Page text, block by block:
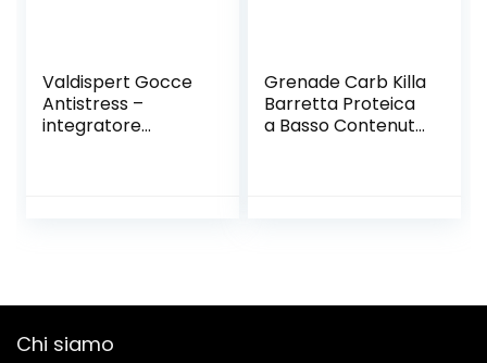
Valdispert Gocce
Antistress –
integratore
Tiglio – 30 ml
Grenade Carb Killa
Barretta Proteica
a Basso Contenuto
Chi siamo